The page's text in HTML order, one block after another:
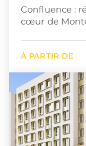
Confluence :
cœur de
À PARTIR DE